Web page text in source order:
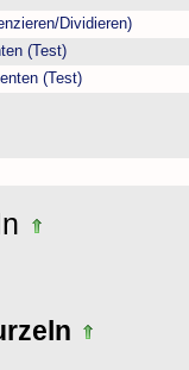
Dividieren)
(Test)
(Test)